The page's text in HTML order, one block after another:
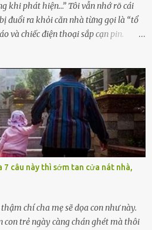
khi phát hiện…” Tôi vẫn nhớ rõ cái
đuổi ra khỏi căn nhà từng gọi là “tổ
và chiếc điện thoại sắp cạn pin.
để nuôi một cái thân bất tài chỉ biết
mạnh cánh cửa trước mặt tôi.
lên như một bản án lạnh lùng. Tôi
không biết đi đâu, về đâu. Bố mẹ tôi
em. Họ hàng cũng thưa thớt, chẳng
lòng cho tôi tá túc. Bạn bè? Ai cũng
họ. Tôi đã từng đặt cược cả thanh
giờ, tôi chỉ còn lại chính mình. Tôi lên
khỏi thành phố và nỗi đau. Tôi v...
7 câu này thì sớm tan cửa nát nhà,
chí cha mẹ sẽ dọa con như này.
con trẻ ngày càng chán ghét mà thôi